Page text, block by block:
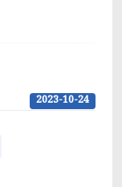
2023-10-24